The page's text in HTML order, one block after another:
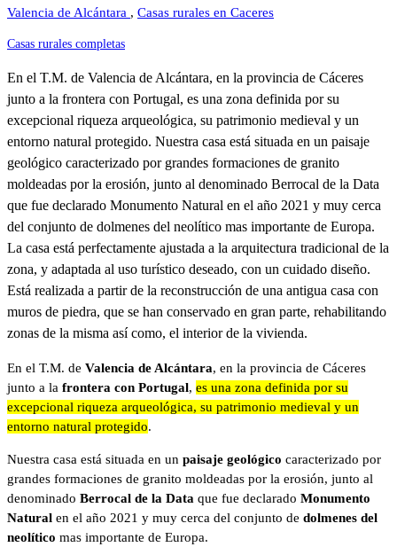
Valencia de Alcántara , Casas rurales en Caceres
Casas rurales completas
En el T.M. de Valencia de Alcántara, en la provincia de Cáceres
junto a la frontera con Portugal, es una zona definida por su
excepcional riqueza arqueológica, su patrimonio medieval y un
entorno natural protegido. Nuestra casa está situada en un paisaje
geológico caracterizado por grandes formaciones de granito
moldeadas por la erosión, junto al denominado Berrocal de la Data
que fue declarado Monumento Natural en el año 2021 y muy cerca
del conjunto de dolmenes del neolítico mas importante de Europa.
La casa está perfectamente ajustada a la arquitectura tradicional de la
zona, y adaptada al uso turístico deseado, con un cuidado diseño.
Está realizada a partir de la reconstrucción de una antigua casa con
muros de piedra, que se han conservado en gran parte, rehabilitando
zonas de la misma así como, el interior de la vivienda.
En el T.M. de Valencia de Alcántara, en la provincia de Cáceres
junto a la frontera con Portugal, es una zona definida por su
excepcional riqueza arqueológica, su patrimonio medieval y un
entorno natural protegido.
Nuestra casa está situada en un paisaje geológico caracterizado por
grandes formaciones de granito moldeadas por la erosión, junto al
denominado Berrocal de la Data que fue declarado Monumento
Natural en el año 2021 y muy cerca del conjunto de dolmenes del
neolítico mas importante de Europa.